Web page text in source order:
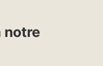
notre